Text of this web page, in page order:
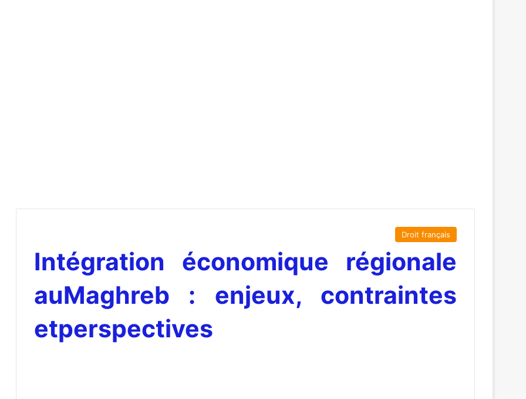
Droit français
Intégration économique régionale
auMaghreb : enjeux, contraintes
etperspectives